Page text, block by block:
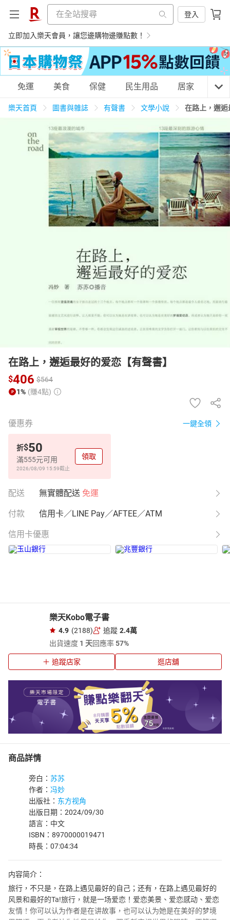
登入
立即加入樂天會員，讓您邊購物邊賺點數！
購物網分類
天天免運 美食蛋糕 養生保健 民生用品
3C家電 運動休閒 親子玩具
男裝 化妝保養 情趣用品
電子/紙本書
HOT
免運 美食 保健 民生用品 居家 3C
樂天首頁 圖書與雜誌 有聲書 文學小說 在路上，邂
在路上，邂逅最好的爱恋【有聲書】
$406 $564
1% (賺4點)
優惠券 一鍵全領
折$50
滿555元可用
2026/08/09 15:59截止
領取
配送 無實體配送 免運
付款 信用卡／LINE Pay／AFTEE／ATM
信用卡優惠
樂天Kobo電子書
4.9 (2188) 追蹤 2.4萬
出貨速度 1 天回應率57%
追蹤店家 逛店舖
商品詳情
旁白： 苏苏
作者： 冯妙
出版社： 东方视角
出版日期：2024/09/30
語言：中文
ISBN：8970000019471
時長：07:04:34
内容简介：
旅行，不只是，在路上遇见最好的自己；还有，在路上遇见最好的
风景和最好的Ta!旅行，就是一场爱恋！爱恋美景、爱恋感动、爱恋
友情！你可以认为作者是在讲故事，也可以认为她是在美好的梦境